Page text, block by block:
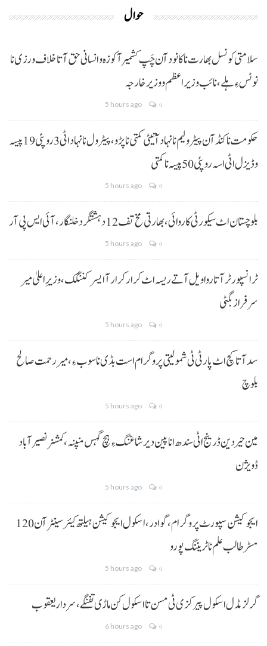
حوال
سلامتی کونسل بھارت نا کانود آن چَپ کشمیر آ کوزہ و انسانی حق آتا خلاف ورزی نا
نوٹس ءِ ہلے،نائب وزیراعظم و وزیر خارجہ
5 hours ago 0
حکومت نا کنڈ آن پیٹرولیم نا نہاد آتیٹی کمتی نا پڑو،پیٹرول نا نہاد اٹی 3 روپئی 19 پیسہ
و ڈیزل اٹی اسہ روپئی 50 پیسہ نا کمتی
5 hours ago 0
بلوچستان اٹ سیکورٹی کاروائی، بھارتی مخ تف 12 دہشتگرد خلنگار،آئی ایس پی آر
5 hours ago 0
ٹرانسپورٹر آتا روا ویل آتے ریسہ اٹ کرار کرار آ ایسر کننگک ،وزیرِ اعلیٰ میر
سرفراز بگٹی
5 hours ago 0
سد آتا کچ اٹ پارٹی ٹی شمولیتی پروگرام است بڈی نا سوب ءِ،میر رحمت صالح
بلوچ
5 hours ago 0
مین حیردین ڈرینج اٹی سندھ انا پین دیر شاغنگ ءِ ہچ گہس منپنہ،کمشنر نصیرآباد
ڈویژن
5 hours ago 0
ایجوکیشن سپورٹ پروگرام،گوادر، اسکول ایجوکیشن ہیلتھ کیئر سینٹر آن 120
مسڑ طالب علم نا ٹریننگ پورو
5 hours ago 0
گرلز مڈل اسکول پیرکزی ٹی مسن تا اسکول کن ماڑی تفنگے، سردار یعقوب
6 hours ago 0